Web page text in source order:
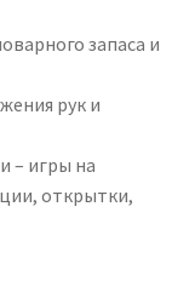
запаса и
рук и
– игры на
открытки,